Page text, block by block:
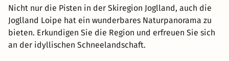
Nicht nur die Pisten in der Skiregion Joglland, auch die
Joglland Loipe hat ein wunderbares Naturpanorama zu
bieten. Erkundigen Sie die Region und erfreuen Sie sich
an der idyllischen Schneelandschaft.